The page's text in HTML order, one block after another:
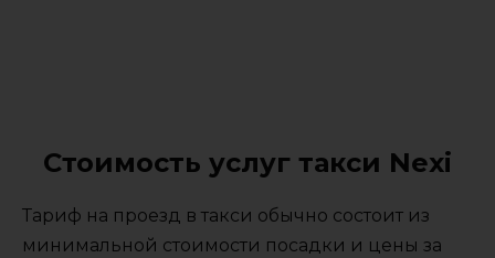
Стоимость услуг такси Nexi
Тариф на проезд в такси обычно состоит из
минимальной стоимости посадки и цены за